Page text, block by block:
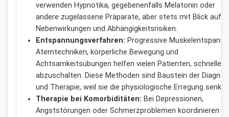
verwenden Hypnotika, gegebenenfalls Melatonin oder
andere zugelassene Präparate, aber stets mit Blick auf
Nebenwirkungen und Abhängigkeitsrisiken.
Entspannungsverfahren: Progressive
Atemtechniken, körperliche Bewegung und
Achtsamkeitsübungen helfen vielen Patienten, schneller
abzuschalten. Diese Methoden sind Baustein der
und Therapie, weil sie die physiologische Erregung
Therapie bei Komorbiditäten: Bei Depressionen,
Angststörungen oder Schmerzproblemen koordinieren